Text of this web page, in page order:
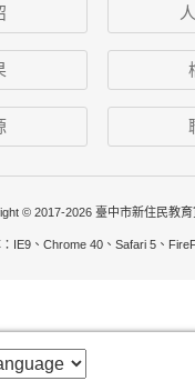
© 2017-2026 臺中市新住民教育
IE9、Chrome 40、Safari 5、